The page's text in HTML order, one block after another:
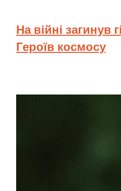
На війні загинув
Героїв космосу